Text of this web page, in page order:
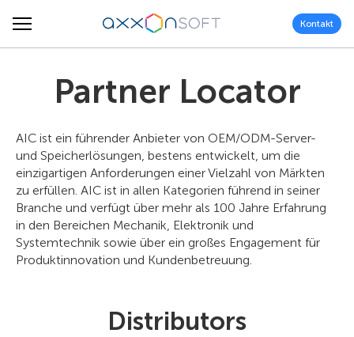
Kontakt
Partner Locator
AIC ist ein führender Anbieter von OEM/ODM-Server-
und Speicherlösungen, bestens entwickelt, um die
einzigartigen Anforderungen einer Vielzahl von Märkten
zu erfüllen. AIC ist in allen Kategorien führend in seiner
Branche und verfügt über mehr als 100 Jahre Erfahrung
in den Bereichen Mechanik, Elektronik und
Systemtechnik sowie über ein großes Engagement für
Produktinnovation und Kundenbetreuung.
Distributors